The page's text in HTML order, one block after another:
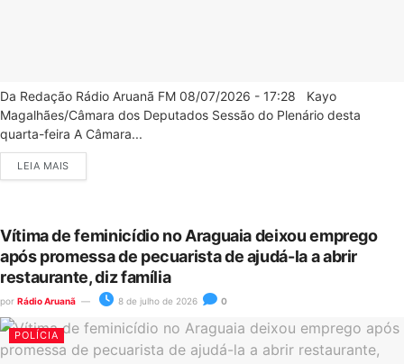
Da Redação Rádio Aruanã FM 08/07/2026 - 17:28 Kayo
Magalhães/Câmara dos Deputados Sessão do Plenário desta
quarta-feira A Câmara...
LEIA MAIS
Vítima de feminicídio no Araguaia deixou emprego
após promessa de pecuarista de ajudá-la a abrir
restaurante, diz família
por Rádio Aruanã 8 de julho de 2026 0
POLÍCIA